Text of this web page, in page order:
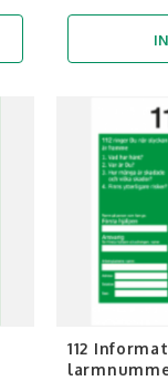
112